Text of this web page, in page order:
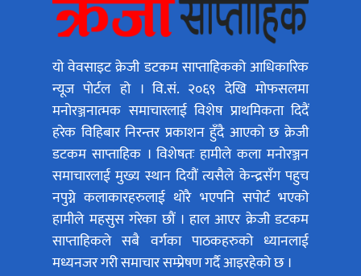
यो वेवसाइट क्रेजी डटकम साप्ताहिकको आधिकारिक
न्यूज पोर्टल हो । वि.सं. २०६९ देखि मोफसलमा
मनोरञ्जनात्मक समाचारलाई विशेष प्राथमिकता दिदैं
हरेक विहिबार निरन्तर प्रकाशन हुँदै आएको छ क्रेजी
डटकम साप्ताहिक । विशेषतः हामीले कला मनोरञ्जन
समाचारलाई मुख्य स्थान दियौं त्यसैले केन्द्रसँग पहुच
नपुग्ने कलाकारहरुलाई थोरै भएपनि सपोर्ट भएको
हामीले महसुस गरेका छौं । हाल आएर क्रेजी डटकम
साप्ताहिकले सबै वर्गका पाठकहरुको ध्यानलाई
मध्यनजर गरी समाचार सम्प्रेषण गर्दै आइरहेको छ ।